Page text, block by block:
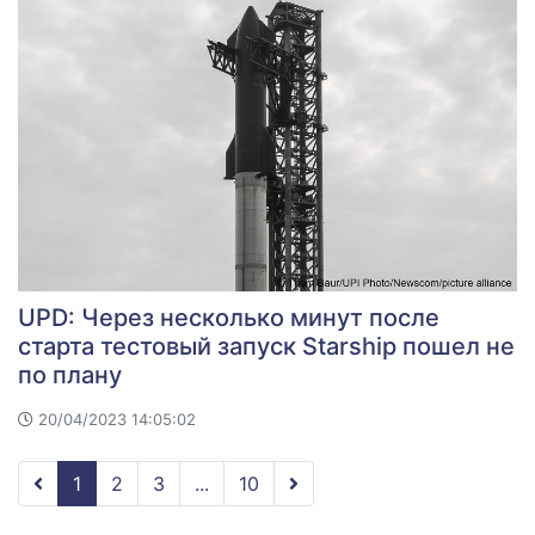
UPD: Через несколько минут после
старта тестовый запуск Starship пошел не
по плану
20/04/2023 14:05:02
1 2 3 ... 10